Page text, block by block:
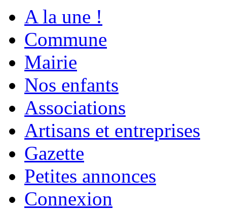
A la une !
Commune
Mairie
Nos enfants
Associations
Artisans et entreprises
Gazette
Petites annonces
Connexion